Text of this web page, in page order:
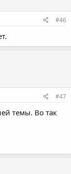
#46
#47
темы. Во так